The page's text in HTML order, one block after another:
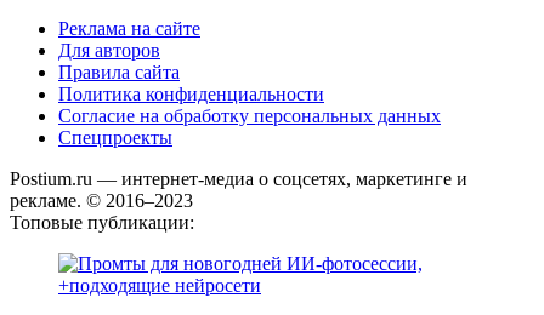
Реклама на сайте
Для авторов
Правила сайта
Политика конфиденциальности
Согласие на обработку персональных данных
Спецпроекты
Postium.ru — интернет-медиа о соцсетях, маркетинге и
рекламе. © 2016–2023
Топовые публикации: